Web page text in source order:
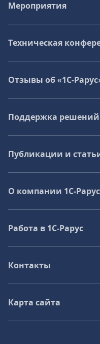
Мероприятия
Техническая
Отзывы об «1С-
Поддержка решений
Публикации и
О компании 1C-Рарус
Работа в 1С‑Рарус
Контакты
Карта сайта